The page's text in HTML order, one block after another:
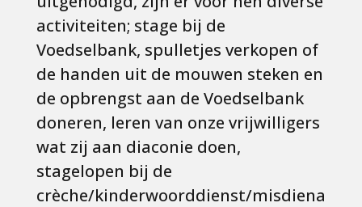
activiteiten; stage bij de
Voedselbank, spulletjes verkopen of
de handen uit de mouwen steken en
de opbrengst aan de Voedselbank
doneren, leren van onze vrijwilligers
wat zij aan diaconie doen,
stagelopen bij de
crèche/kinderwoorddienst/misdiena